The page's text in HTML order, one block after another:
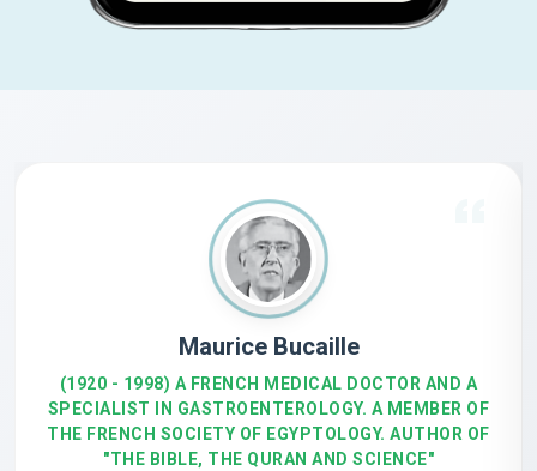
Maurice Bucaille
(1920 - 1998) A FRENCH MEDICAL DOCTOR AND A
SPECIALIST IN GASTROENTEROLOGY. A MEMBER OF
THE FRENCH SOCIETY OF EGYPTOLOGY. AUTHOR OF
"THE BIBLE, THE QURAN AND SCIENCE"